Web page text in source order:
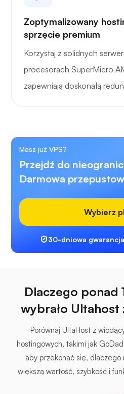
Zoptymalizowany
sprzęcie premium
Korzystaj z solidnych
procesorach SuperMicro
zapewniają doskonałą
Masz już VPS?
Przejdź do
Darmowa
Wybierz
30-dniowa
Dlaczego
wybrało Ultahost
Porównaj UltaHost z
hostingowych, takimi jak
aby przekonać się, dlaczego
większą wartość, szybkość i